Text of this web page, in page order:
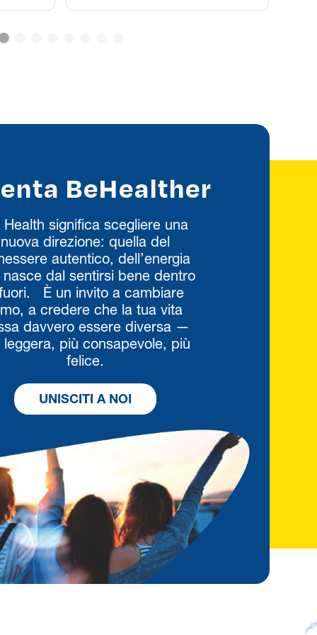
BeHealther
Health significa scegliere una
nuova direzione: quella del
autentico, dell’energia
dal sentirsi bene dentro
È un invito a cambiare
a credere che la tua vita
davvero essere diversa —
leggera, più consapevole, più
felice.
UNISCITI A NOI